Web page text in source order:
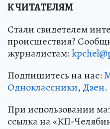
К ЧИТАТЕЛЯМ
Стали свидетелем
происшествия?
журналистам:
Подпишитесь на нас:
Одноклассники, Дзен.
При использовании
ссылка на «КП-